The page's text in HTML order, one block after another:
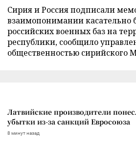
Сирия и Россия подписали
взаимопонимании касательно
российских военных баз на
республики, сообщило
общественностью сирийского
Латвийские производители
убытки из-за санкций Евросоюза
8 минут назад